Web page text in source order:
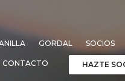
GORDAL SOCIOS
CONTACTO HAZTE